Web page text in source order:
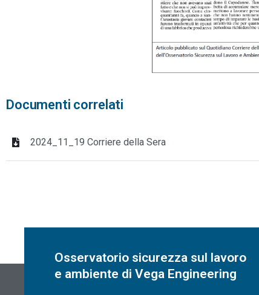
Documenti correlati
2024_11_19 Corriere della Sera
Osservatorio sicurezza sul lavoro
e ambiente di Vega Engineering